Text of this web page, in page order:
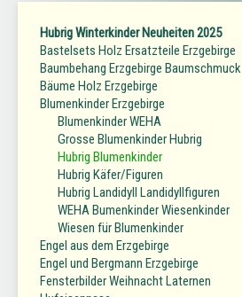
Hubrig Winterkinder Neuheiten 2025
Bastelsets Holz Ersatzteile Erzgebirge
Baumbehang Erzgebirge Baumschmuck
Bäume Holz Erzgebirge
Blumenkinder Erzgebirge
Blumenkinder WEHA
Grosse Blumenkinder Hubrig
Hubrig Blumenkinder
Hubrig Käfer/Figuren
Hubrig Landidyll Landidyllfiguren
WEHA Bumenkinder Wiesenkinder
Wiesen für Blumenkinder
Engel aus dem Erzgebirge
Engel und Bergmann Erzgebirge
Fensterbilder Weihnacht Laternen